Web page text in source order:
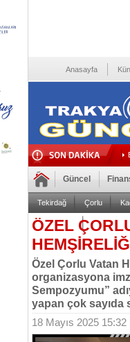
Anasayfa
Güncel
Tekirdağ Çorlu
Foto Galeri Video Galeri
ÖZEL
Özel Çorlu Vatan
organizasyona
Sempozyumu”
yapan çok sayıda
18 Mayıs 2025